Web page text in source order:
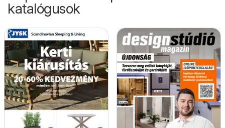
katalógusok